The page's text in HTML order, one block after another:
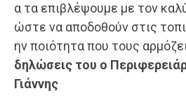
α τα επιβλέψουμε με τον
ώστε να αποδοθούν στις
ην ποιότητα που τους
δηλώσεις του ο
Γιάννης